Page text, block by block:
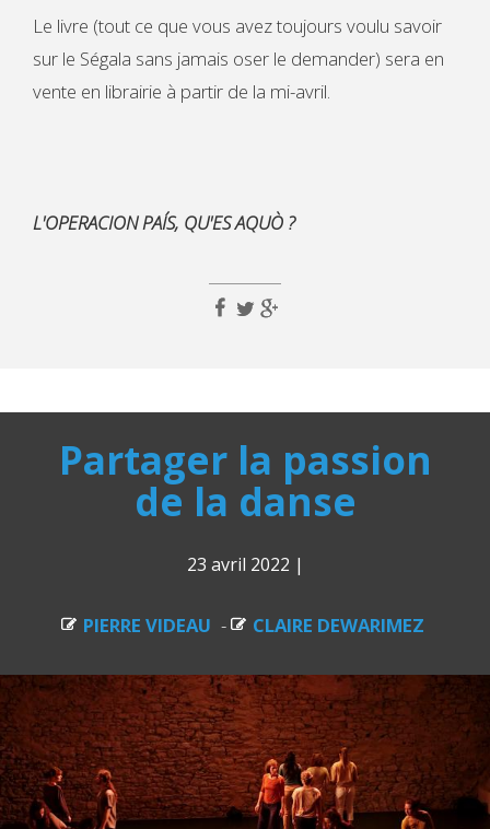
Le livre (tout ce que vous avez toujours voulu savoir
sur le Ségala sans jamais oser le demander) sera en
vente en librairie à partir de la mi-avril.
L'OPERACION PAÍS, QU'ES AQUÒ ?
Partager la passion
de la danse
23 avril 2022 |
PIERRE VIDEAU - CLAIRE DEWARIMEZ